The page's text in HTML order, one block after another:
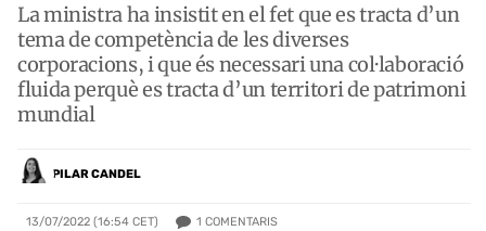
La ministra ha insistit en el fet que es tracta d’un
tema de competència de les diverses
corporacions, i que és necessari una col·laboració
fluida perquè es tracta d’un territori de patrimoni
mundial
PILAR CANDEL
13/07/2022 (16:54 CET) 1 COMENTARIS